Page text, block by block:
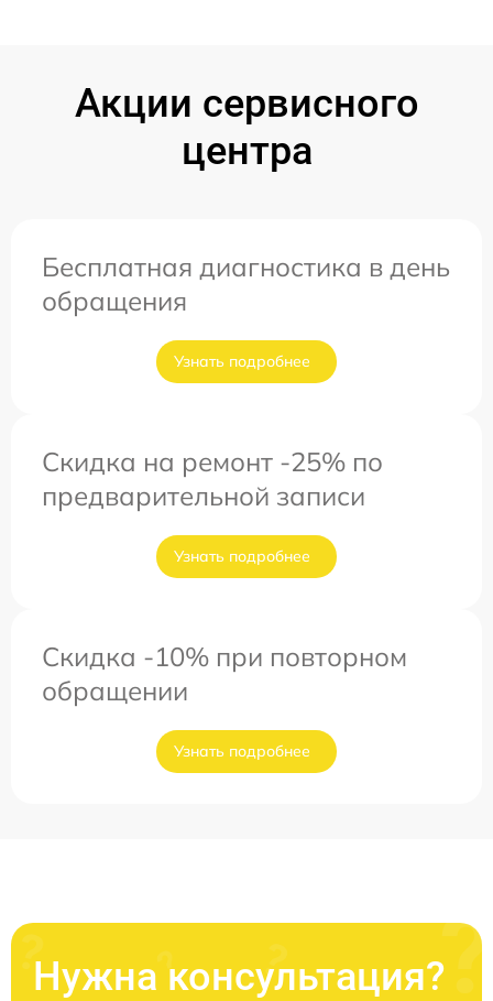
Акции сервисного
центра
Бесплатная диагностика в день
обращения
Узнать подробнее
Скидка на ремонт -25% по
предварительной записи
Узнать подробнее
Скидка -10% при повторном
обращении
Узнать подробнее
Нужна консультация?